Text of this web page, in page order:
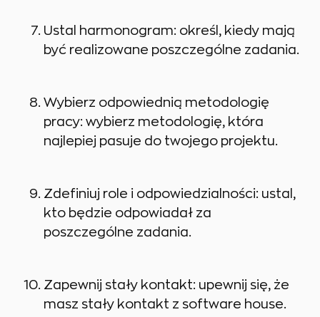
Ustal harmonogram: określ, kiedy mają
być realizowane poszczególne zadania.
Wybierz odpowiednią metodologię
pracy: wybierz metodologię, która
najlepiej pasuje do twojego projektu.
Zdefiniuj role i odpowiedzialności: ustal,
kto będzie odpowiadał za
poszczególne zadania.
Zapewnij stały kontakt: upewnij się, że
masz stały kontakt z software house.